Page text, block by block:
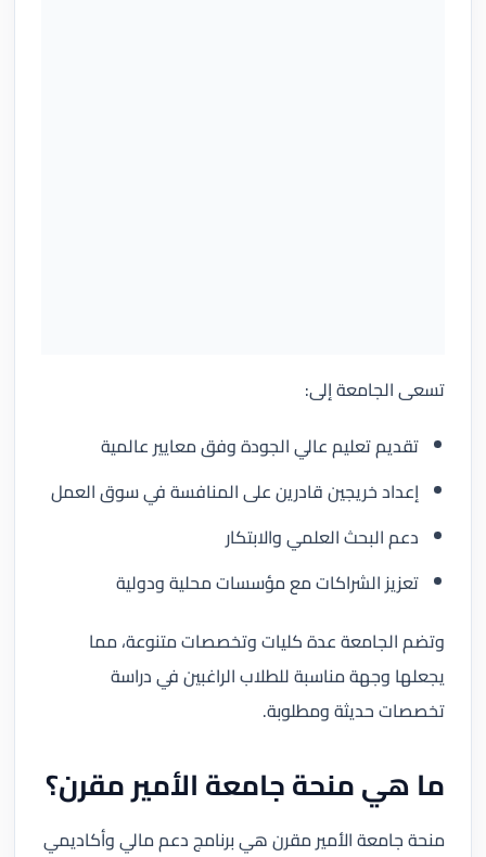
تسعى الجامعة إلى:
تقديم تعليم عالي الجودة وفق معايير عالمية
إعداد خريجين قادرين على المنافسة في سوق العمل
دعم البحث العلمي والابتكار
تعزيز الشراكات مع مؤسسات محلية ودولية
وتضم الجامعة عدة كليات وتخصصات متنوعة، مما
يجعلها وجهة مناسبة للطلاب الراغبين في دراسة
تخصصات حديثة ومطلوبة.
ما هي منحة جامعة الأمير مقرن؟
منحة جامعة الأمير مقرن هي برنامج دعم مالي وأكاديمي